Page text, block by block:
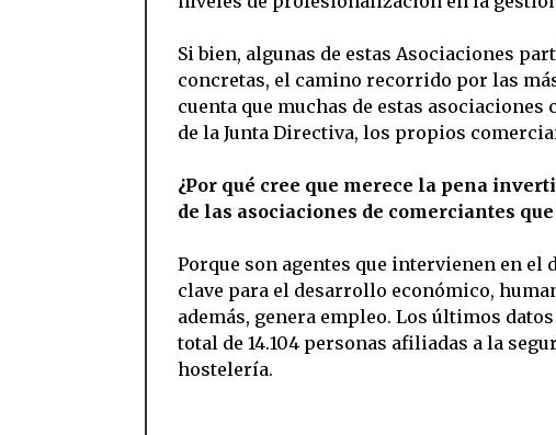
Si bien, algunas de estas Asociaciones
concretas, el camino recorrido por las
cuenta que muchas de estas
de la Junta Directiva, los propios
¿Por qué cree que merece la pena
de las asociaciones de comerciantes
Porque son agentes que intervienen en
clave para el desarrollo económico,
además, genera empleo. Los últimos
total de 14.104 personas afiliadas a la
hostelería.